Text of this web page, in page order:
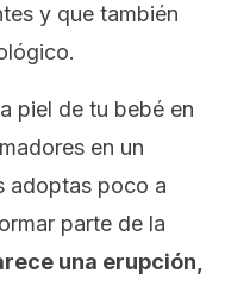
y que también
piel de tu bebé en
en un
adoptas poco a
parte de la
una erupción,